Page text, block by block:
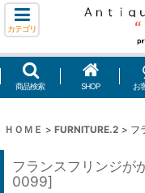
カテゴリ
商品検索 SHOP お
ＨＯＭＥ > FURNITURE.2 > フ
フランスフリンジが
0099]